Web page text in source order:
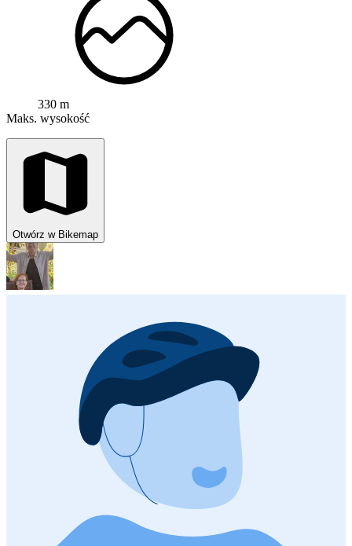
330 m
Maks. wysokość
Otwórz w Bikemap